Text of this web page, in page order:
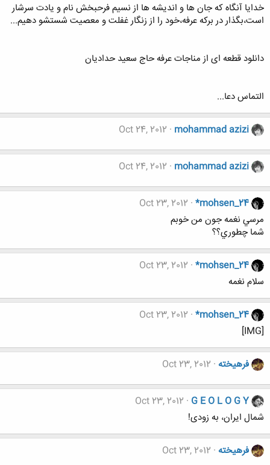
خدایا آنگاه که جان ها و اندیشه ها از نسیم فرحبخش نام و یادت سرشار
است،بگذار در برکه عرفه،خود را از زنگار غفلت و معصیت شستشو دهیم...
دانلود قطعه ای از مناجات عرفه حاج سعید حدادیان
التماس دعا...
mohammad azizi
Oct 24, 2012
mohammad azizi
Oct 24, 2012
*mohsen_24
Oct 23, 2012
مرسي نغمه جون من خوبم
شما چطوري؟؟
*mohsen_24
Oct 23, 2012
سلام نغمه
*mohsen_24
Oct 23, 2012
[IMG]
فرهيخته Oct 23, 2012
G E O L O G Y
Oct 23, 2012
شمال ایران، به زودی!
فرهيخته Oct 23, 2012